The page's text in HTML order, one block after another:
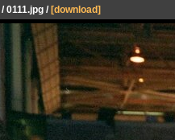
/ 0111.jpg / [download]